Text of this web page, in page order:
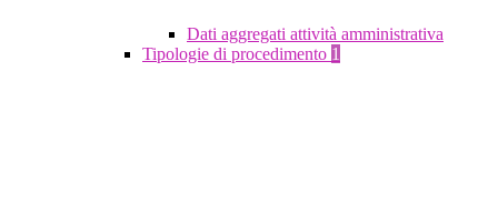
Dati aggregati attività amministrativa
Tipologie di procedimento 1